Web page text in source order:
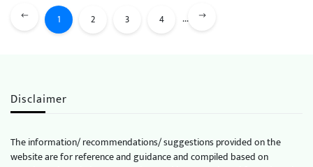
1 2 3 4 ...
Disclaimer
The information/ recommendations/ suggestions provided on the
website are for reference and guidance and compiled based on